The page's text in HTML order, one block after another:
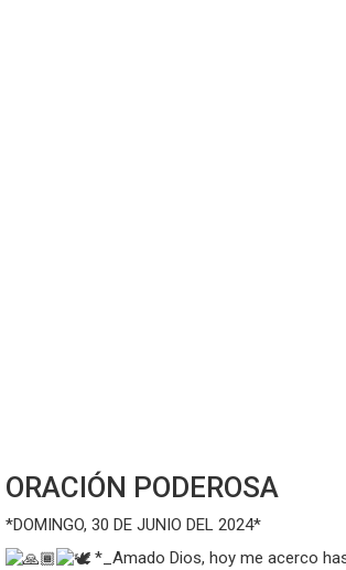
ORACIÓN PODEROSA
*DOMINGO, 30 DE JUNIO DEL 2024*
*_Amado Dios, hoy me acerco